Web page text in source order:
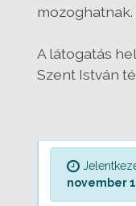
mozoghatnak.
A látogatás
Szent István
november